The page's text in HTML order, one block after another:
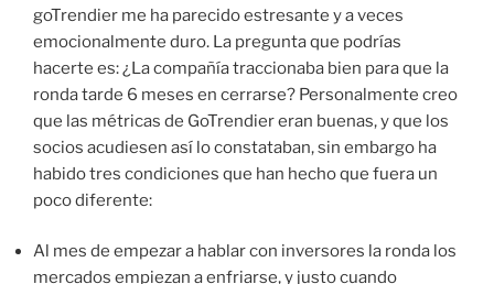
goTrendier me ha parecido estresante y a veces
emocionalmente duro. La pregunta que podrías
hacerte es: ¿La compañía traccionaba bien para que la
ronda tarde 6 meses en cerrarse? Personalmente creo
que las métricas de GoTrendier eran buenas, y que los
socios acudiesen así lo constataban, sin embargo ha
habido tres condiciones que han hecho que fuera un
poco diferente:
Al mes de empezar a hablar con inversores la ronda los
mercados empiezan a enfriarse, y justo cuando